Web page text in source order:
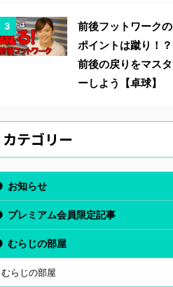
前後フットワークの
ポイントは蹴り！？
前後の戻りをマスタ
ーしよう【卓球】
カテゴリー
お知らせ
プレミアム会員限定記事
むらじの部屋
むらじの部屋